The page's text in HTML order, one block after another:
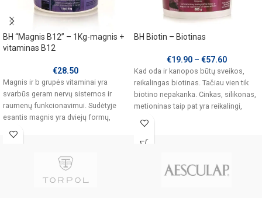
BH “Magnis B12” – 1Kg-magnis +
vitaminas B12
€28.50
Magnis ir b grupės vitaminai yra
svarbūs geram nervų sistemos ir
raumenų funkcionavimui. Sudėtyje
esantis magnis yra dviejų formų,
oksidas
BH Biotin – Biotinas
€19.90 – €57.60
Kad oda ir kanopos būtų sveikos,
reikalingas biotinas. Tačiau vien tik
biotino nepakanka. Cinkas, silikonas,
metioninas taip pat yra reikalingi,